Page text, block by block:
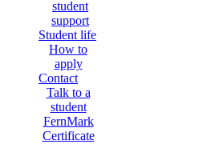
student
support
Student life
How to
apply
Contact
Talk to a
student
FernMark
Certificate